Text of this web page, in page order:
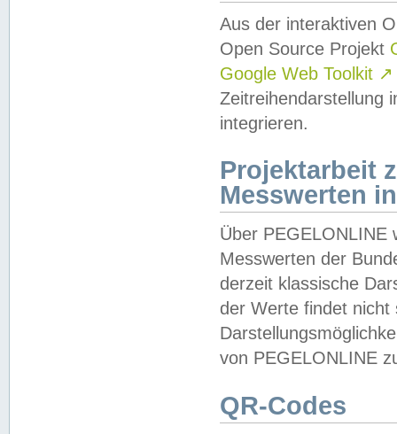
Aus der interaktiven
Open Source Projekt
Google Web Toolkit ↗
Zeitreihendarstellung
integrieren.
Projektarbeit
Messwerten
Über PEGELONLINE
Messwerten der
derzeit klassische
der Werte findet
von PEGELONLINE
QR-Codes